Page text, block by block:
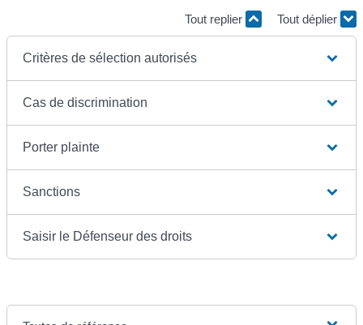
Tout replier Tout déplier
Critères de sélection autorisés
Cas de discrimination
Porter plainte
Sanctions
Saisir le Défenseur des droits